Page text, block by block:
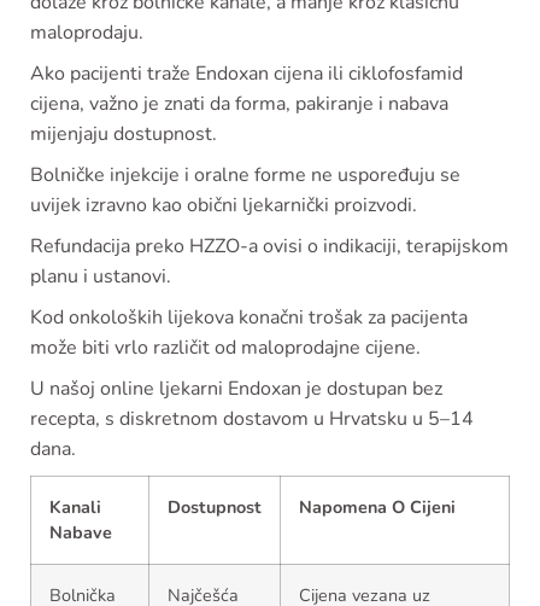
maloprodaju.
Ako pacijenti traže Endoxan cijena ili ciklofosfamid
cijena, važno je znati da forma, pakiranje i nabava
mijenjaju dostupnost.
Bolničke injekcije i oralne forme ne uspoređuju se
uvijek izravno kao obični ljekarnički proizvodi.
Refundacija preko HZZO-a ovisi o indikaciji, terapijskom
planu i ustanovi.
Kod onkoloških lijekova konačni trošak za pacijenta
može biti vrlo različit od maloprodajne cijene.
U našoj online ljekarni Endoxan je dostupan bez
recepta, s diskretnom dostavom u Hrvatsku u 5–14
dana.
Kanali
Nabave
Dostupnost Napomena O Cijeni
Bolnička
Najčešća
Cijena vezana uz